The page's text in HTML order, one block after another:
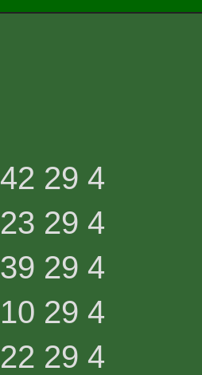
42 29 4
23 29 4
39 29 4
10 29 4
22 29 4